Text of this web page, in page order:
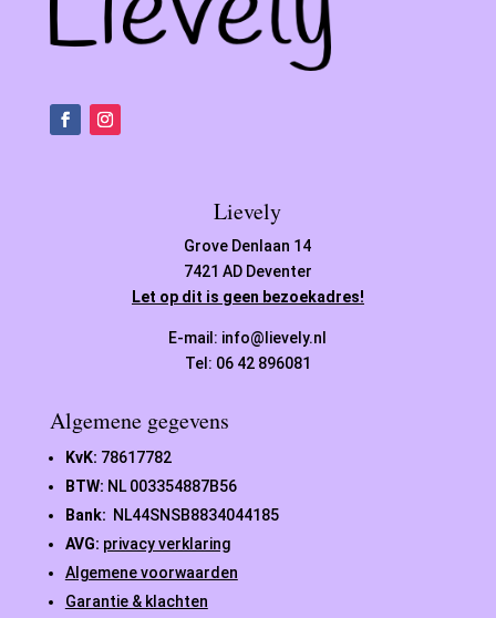
Lievely
Grove Denlaan 14
7421 AD Deventer
Let op dit is geen bezoekadres!
E-mail: info@lievely.nl
Tel: 06 42 896081
Algemene gegevens
KvK: 78617782
BTW: NL 003354887B56
Bank: NL44SNSB8834044185
AVG: privacy verklaring
Algemene voorwaarden
Garantie & klachten